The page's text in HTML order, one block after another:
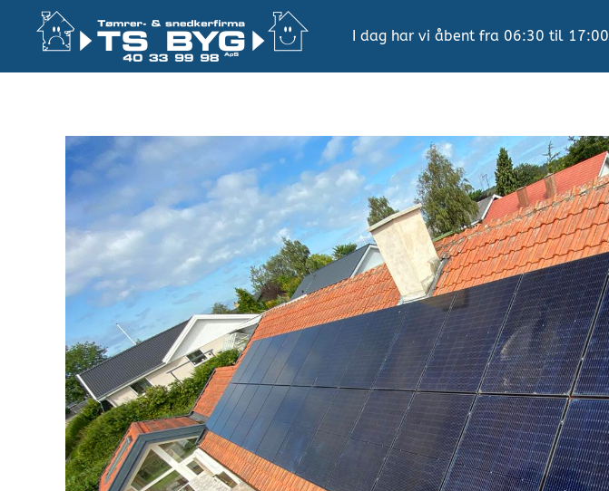
Gå
I dag har vi åbent fra 06:30 til 17:00